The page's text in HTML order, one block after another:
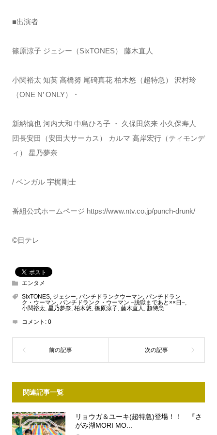
■出演者
篠原涼子 ジェシー（SixTONES） 藤木直人
小関裕太 知英 高橋努 尾碕真花 柏木悠（超特急） 沢村玲
（ONE N’ ONLY）・
新納慎也 河内大和 中島ひろ子 ・ 久保田悠来 小久保寿人
団長安田（安田大サーカス） カルマ 高岸宏行（ティモンデ
ィ） 星乃夢奈
/ ベンガル 宇梶剛士
番組公式ホームページ https://www.ntv.co.jp/punch-drunk/
©日テレ
エンタメ
SixTONES, ジェシー, パンチドランクウーマン, パンチドラン
ク・ウーマン, パンチドランク・ウーマン −脱獄まであと××日−,
小関裕太, 星乃夢奈, 柏木悠, 篠原涼子, 藤木直人 , 超特急
コメント: 0
関連記事一覧
リョウガ＆ユーキ(超特急)登場！！ 『さ
がみ湖MORI MO...